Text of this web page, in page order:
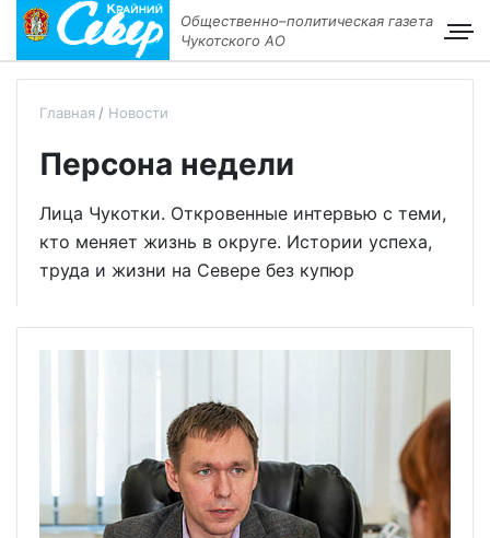
Общественно–политическая газета
Чукотского АО
Главная Новости
Персона недели
Лица Чукотки. Откровенные интервью с теми,
кто меняет жизнь в округе. Истории успеха,
труда и жизни на Севере без купюр